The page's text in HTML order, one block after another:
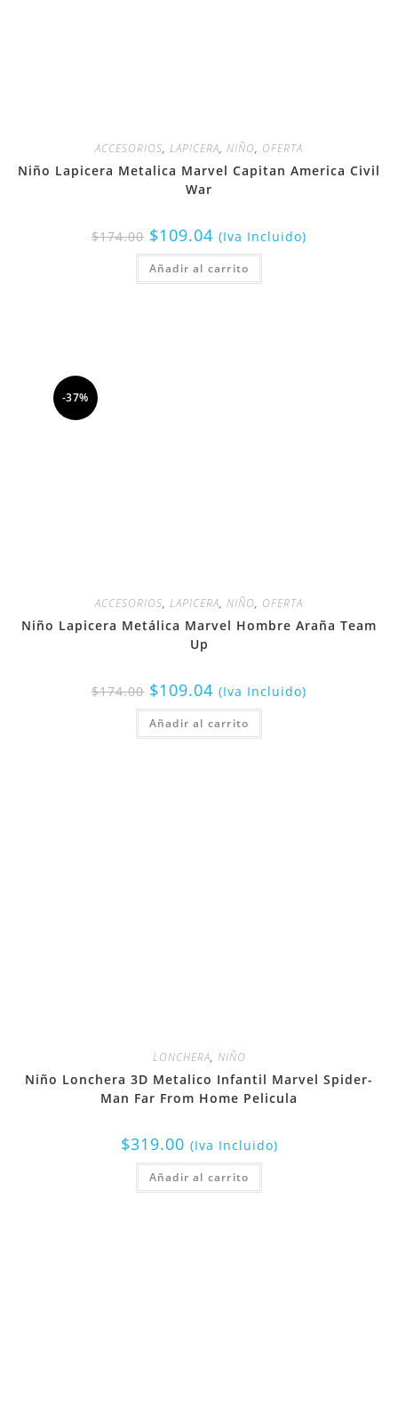
ACCESORIOS, LAPICERA, NIÑO, OFERTA
Niño Lapicera Metalica Marvel Capitan America Civil
War
$174.00 $109.04 (Iva Incluido)
Añadir al carrito
-37%
ACCESORIOS, LAPICERA, NIÑO, OFERTA
Niño Lapicera Metálica Marvel Hombre Araña Team
Up
$174.00 $109.04 (Iva Incluido)
Añadir al carrito
LONCHERA, NIÑO
Niño Lonchera 3D Metalico Infantil Marvel Spider-
Man Far From Home Pelicula
$319.00 (Iva Incluido)
Añadir al carrito